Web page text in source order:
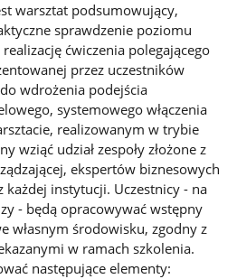
warsztat podsumowujący,
sprawdzenie poziomu
ćwiczenia polegającego
przez uczestników
wdrożenia podejścia
systemowego włączenia
realizowanym w trybie
wziąć udział zespoły złożone z
ekspertów biznesowych
instytucji. Uczestnicy - na
- będą opracowywać wstępny
własnym środowisku, zgodny z
w ramach szkolenia.
następujące elementy: